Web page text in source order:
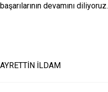
devamını diliyoruz.
İLDAM